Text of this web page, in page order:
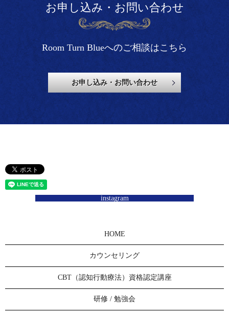
お申し込み・お問い合わせ
Room Turn Blueへのご相談はこちら
お申し込み・お問い合わせ
instagram
HOME
カウンセリング
CBT（認知行動療法）資格認定講座
研修 / 勉強会